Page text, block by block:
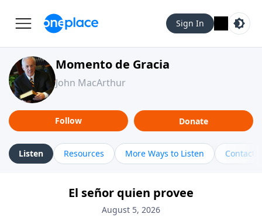
Sign In
Momento de Gracia
John MacArthur
Follow Donate
Listen Resources More Ways to Listen Contact
El señor quien provee
August 5, 2026